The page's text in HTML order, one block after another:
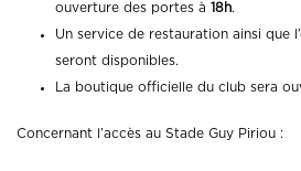
ouverture des portes à 18h.
Un service de restauration ainsi que
seront disponibles.
La boutique officielle du club sera
Concernant l’accès au Stade Guy Piriou :